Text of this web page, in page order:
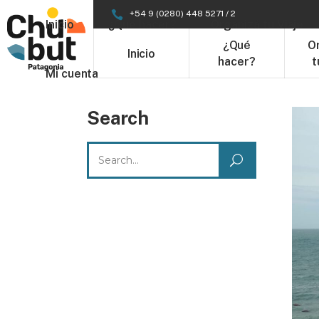
+54 9 (0280) 448 5271 / 2
Inicio
¿Qué
hacer?
Inicio ¿Qué hacer?
Mi cuenta
Search
for: